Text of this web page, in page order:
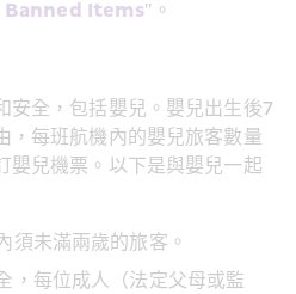
Items"。
安全，包括嬰兒。嬰兒出生後7
，每班航機內的嬰兒旅客數量
嬰兒機票。以下是與嬰兒一起
須未滿兩歲的旅客。
，每位成人（法定父母或監